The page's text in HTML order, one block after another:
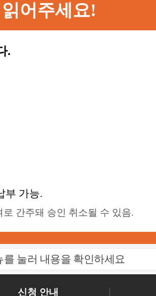
어주세요!
.
부 가능.
간주돼 승인 취소될 수 있음.
를 눌러 내용을 확인하세요
신청 안내